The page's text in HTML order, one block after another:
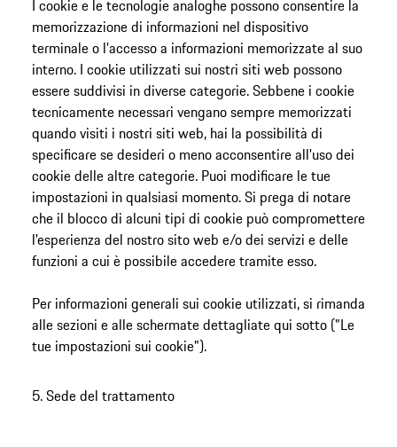
I cookie e le tecnologie analoghe possono consentire la
memorizzazione di informazioni nel dispositivo
terminale o l'accesso a informazioni memorizzate al suo
interno. I cookie utilizzati sui nostri siti web possono
essere suddivisi in diverse categorie. Sebbene i cookie
tecnicamente necessari vengano sempre memorizzati
quando visiti i nostri siti web, hai la possibilità di
specificare se desideri o meno acconsentire all'uso dei
cookie delle altre categorie. Puoi modificare le tue
impostazioni in qualsiasi momento. Si prega di notare
che il blocco di alcuni tipi di cookie può compromettere
l'esperienza del nostro sito web e/o dei servizi e delle
funzioni a cui è possibile accedere tramite esso.
Per informazioni generali sui cookie utilizzati, si rimanda
alle sezioni e alle schermate dettagliate qui sotto ("Le
tue impostazioni sui cookie").
5. Sede del trattamento